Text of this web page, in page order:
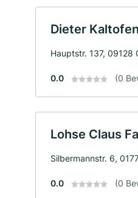
Dieter Kaltofen
Hauptstr. 137, 09128
0.0 (0
Lohse Claus
Silbermannstr. 6,
0.0 (0